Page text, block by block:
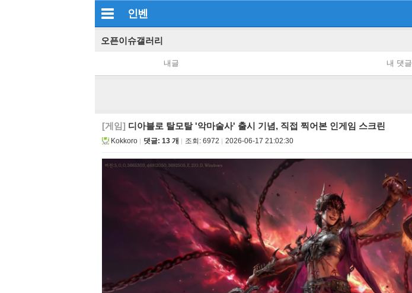
인벤
오픈이슈갤러리
내글 내 댓글
[게임] 디아블로 탈모탈 '악마술사' 출시 기념, 직접 찍어본 인게임 스크린
Kokkoro 댓글: 13 개 조회: 6972 2026-06-17 21:02:30